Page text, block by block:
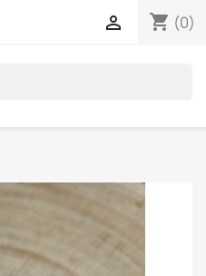
shopping_cart (0)
